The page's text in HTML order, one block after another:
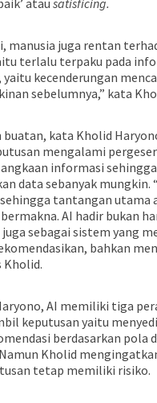
atau satisficing.
manusia juga rentan
terlalu terpaku pada
yaitu kecenderungan
sebelumnya,” kata
buatan, kata Kholid
mengalami
informasi
data sebanyak mungkin.
tantangan utama
AI hadir bukan
sebagai sistem yang
bahkan
Kholid.
AI memiliki tiga
keputusan yaitu
berdasarkan pola
Kholid
tetap memiliki risiko.